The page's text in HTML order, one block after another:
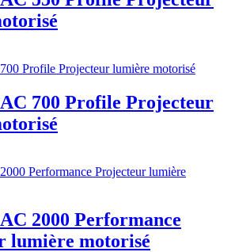
700 Profile Projecteur
2000 Performance
lumière motorisé